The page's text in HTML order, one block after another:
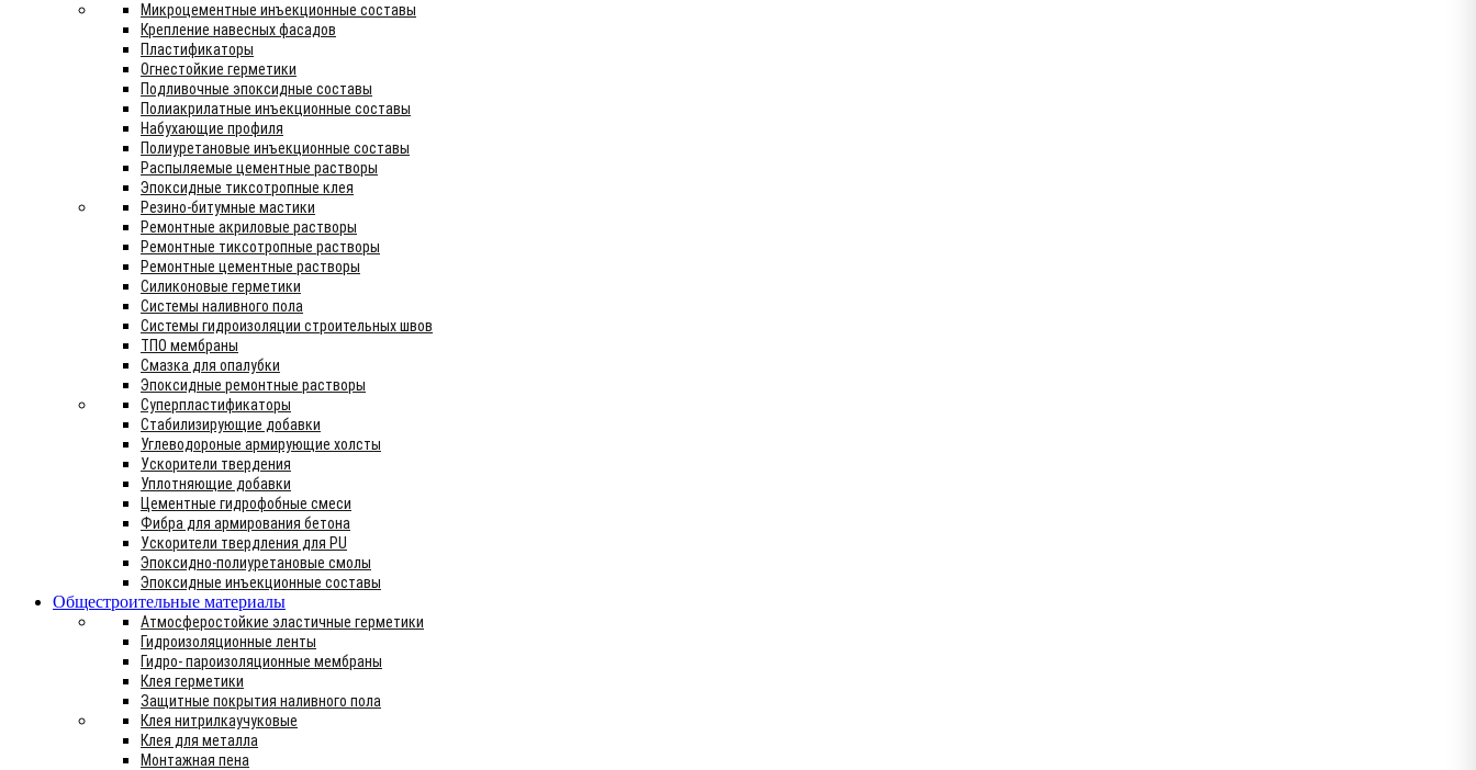
Микроцементные инъекционные составы
Крепление навесных фасадов
Пластификаторы
Огнестойкие герметики
Подливочные эпоксидные составы
Полиакрилатные инъекционные составы
Набухающие профиля
Полиуретановые инъекционные составы
Распыляемые цементные растворы
Эпоксидные тиксотропные клея
Резино-битумные мастики
Ремонтные акриловые растворы
Ремонтные тиксотропные растворы
Ремонтные цементные растворы
Силиконовые герметики
Системы наливного пола
Системы гидроизоляции строительных швов
ТПО мембраны
Смазка для опалубки
Эпоксидные ремонтные растворы
Суперпластификаторы
Стабилизирующие добавки
Углеводороные армирующие холсты
Ускорители твердения
Уплотняющие добавки
Цементные гидрофобные смеси
Фибра для армирования бетона
Ускорители твердления для PU
Эпоксидно-полиуретановые смолы
Эпоксидные инъекционные составы
Общестроительные материалы
Атмосферостойкие эластичные герметики
Гидроизоляционные ленты
Гидро- пароизоляционные мембраны
Клея герметики
Защитные покрытия наливного пола
Клея нитрилкаучуковые
Клея для металла
Монтажная пена